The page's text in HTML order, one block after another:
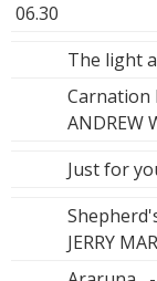
06.30
The light
Carnation
ANDREW
Just for
JERRY